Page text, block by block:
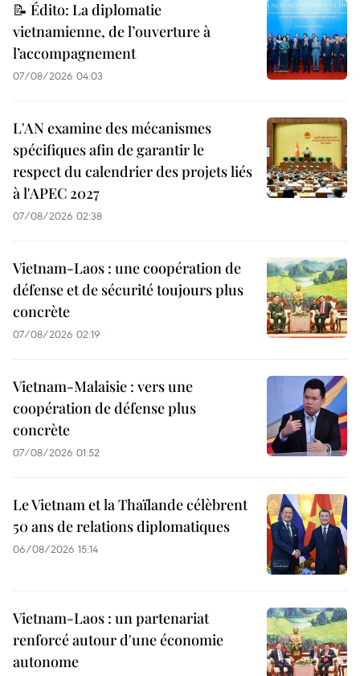
📝 Édito: La diplomatie
vietnamienne, de l’ouverture à
l’accompagnement
07/08/2026 04:03
L'AN examine des mécanismes
spécifiques afin de garantir le
respect du calendrier des projets liés
à l'APEC 2027
07/08/2026 02:38
Vietnam-Laos : une coopération de
défense et de sécurité toujours plus
concrète
07/08/2026 02:19
Vietnam-Malaisie : vers une
coopération de défense plus
concrète
07/08/2026 01:52
Le Vietnam et la Thaïlande célèbrent
50 ans de relations diplomatiques
06/08/2026 15:14
Vietnam-Laos : un partenariat
renforcé autour d'une économie
autonome